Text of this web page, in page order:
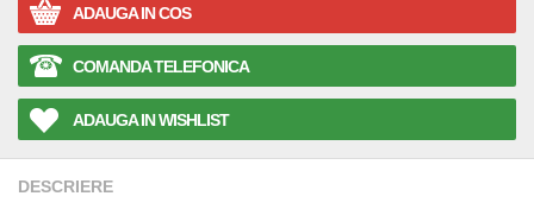
ADAUGA IN COS
COMANDA TELEFONICA
ADAUGA IN WISHLIST
DESCRIERE